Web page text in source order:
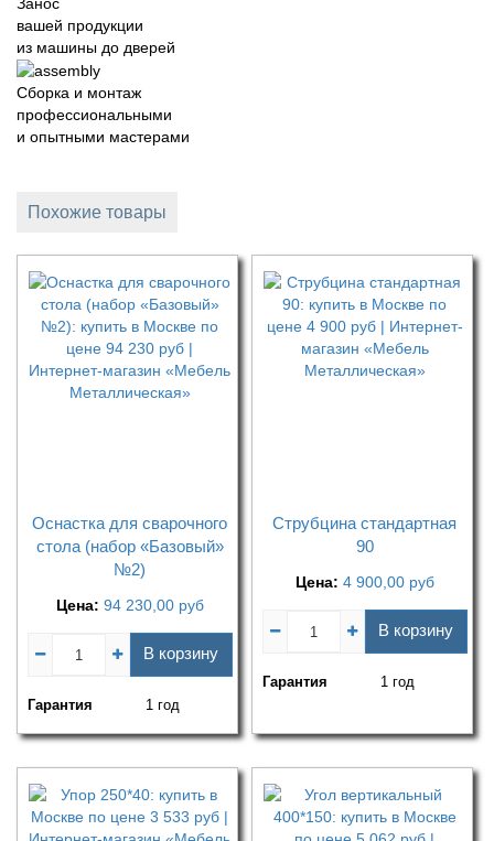
вашей продукции
из машины до дверей
Сборка и монтаж
профессиональными
и опытными мастерами
Похожие товары
Оснастка для сварочного
стола (набор «Базовый»
№2)
Цена: 94 230,00 руб
В корзину
Гарантия 1 год
Струбцина стандартная
90
Цена: 4 900,00 руб
В корзину
Гарантия 1 год